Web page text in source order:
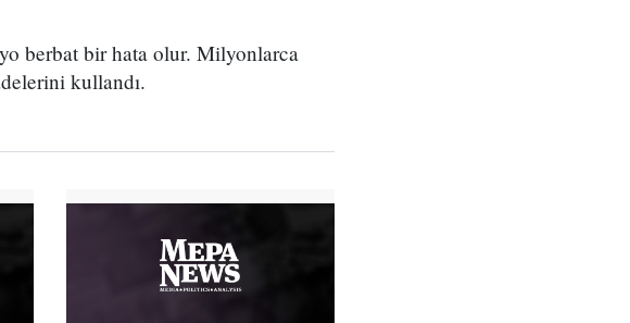
berbat bir hata olur. Milyonlarca
kullandı.